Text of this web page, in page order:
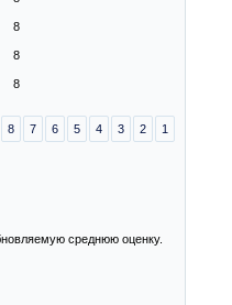
8
8
8
8 7 6 5 4 3 2 1
среднюю оценку.